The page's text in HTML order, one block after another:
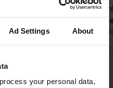
Ad Settings About
process your personal data,
nuits. le
super.
merci
Traduit par
11 avis